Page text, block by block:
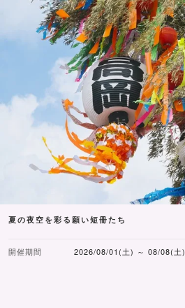
夏の夜空を彩る願い短冊たち
開催期間 2026/08/01(土) ～ 08/08(土)